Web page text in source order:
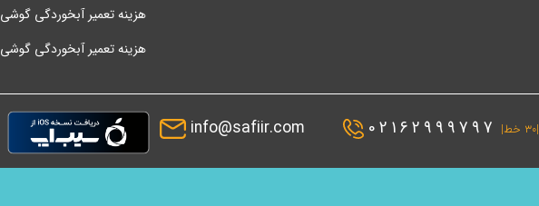
هزینه تعمیر آبخوردگی گوشی P30 Pro هواوی
هزینه تعمیر آبخوردگی گوشی Nova 5t هواوی
|۳۰ خط| 02162999797
info@safiir.com